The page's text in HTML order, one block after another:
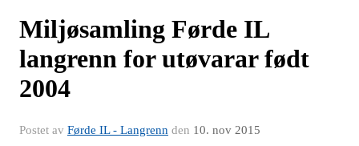
Miljøsamling Førde IL
langrenn for utøvarar født
2004
Postet av Førde IL - Langrenn den 10. nov 2015